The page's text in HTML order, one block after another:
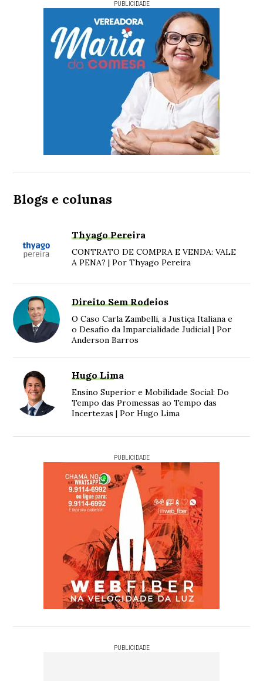
PUBLICIDADE
Blogs e colunas
Thyago Pereira
CONTRATO DE COMPRA E VENDA: VALE
A PENA? | Por Thyago Pereira
Direito Sem Rodeios
O Caso Carla Zambelli, a Justiça Italiana e
o Desafio da Imparcialidade Judicial | Por
Anderson Barros
Hugo Lima
Ensino Superior e Mobilidade Social: Do
Tempo das Promessas ao Tempo das
Incertezas | Por Hugo Lima
PUBLICIDADE
PUBLICIDADE